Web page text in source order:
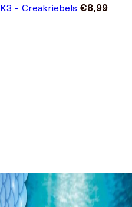
K3 - Creakriebels €8,99